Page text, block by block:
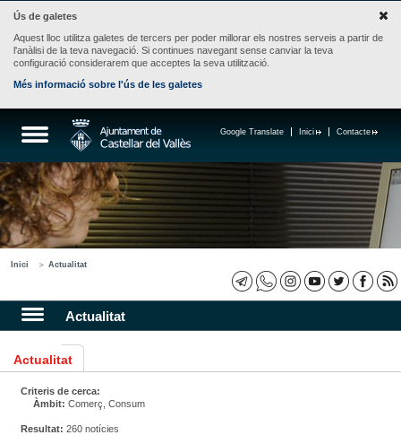
Ús de galetes
Aquest lloc utilitza galetes de tercers per poder millorar els nostres serveis a partir de
l'anàlisi de la teva navegació. Si continues navegant sense canviar la teva
configuració considerarem que acceptes la seva utilització.
Més informació sobre l'ús de les galetes
Contacte
Inici
Google Translate
Inici Actualitat
Actualitat
Actualitat
Criteris de cerca:
Àmbit: Comerç, Consum
Resultat: 260 notícies